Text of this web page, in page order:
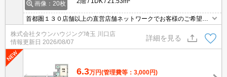
画像：20枚
首都圏１３０店舗以上の直営店舗ネットワークでお客様のご希望に
合ったお部屋をお探しさせて頂きます☆賃貸市場に出ている情報を
まとめてご紹介☆何でもご相談下さい♪
株式会社タウンハウジング埼玉 川口店
情報更新日 2026/08/07
詳細を見る
6.3万円(管理費等：3,000円)